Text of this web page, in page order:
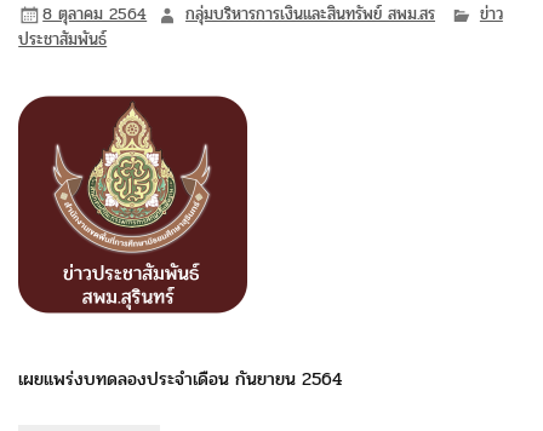
8 ตุลาคม 2564 กลุ่มบริหารการเงินและสินทรัพย์ สพม.สร
ข่าว
ประชาสัมพันธ์
เผยแพร่งบทดลองประจำเดือน กันยายน 2564